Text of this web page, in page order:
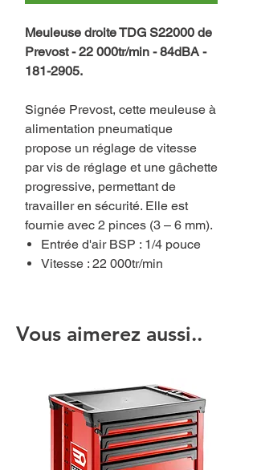
Meuleuse droite TDG S22000 de
Prevost - 22 000tr/min - 84dBA -
181-2905.
Signée Prevost, cette meuleuse à
alimentation pneumatique
propose un réglage de vitesse
par vis de réglage et une gâchette
progressive, permettant de
travailler en sécurité. Elle est
fournie avec 2 pinces (3 – 6 mm).
Entrée d'air BSP : 1/4 pouce
Vitesse : 22 000tr/min
Vous aimerez aussi..